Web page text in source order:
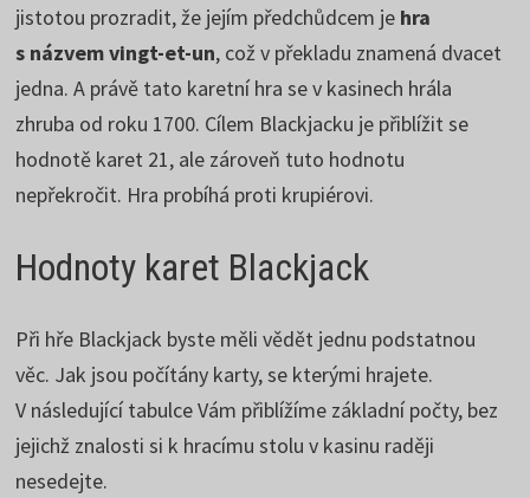
jistotou prozradit, že jejím předchůdcem je hra
s názvem vingt-et-un, což v překladu znamená dvacet
jedna. A právě tato karetní hra se v kasinech hrála
zhruba od roku 1700. Cílem Blackjacku je přiblížit se
hodnotě karet 21, ale zároveň tuto hodnotu
nepřekročit. Hra probíhá proti krupiérovi.
Hodnoty karet Blackjack
Při hře Blackjack byste měli vědět jednu podstatnou
věc. Jak jsou počítány karty, se kterými hrajete.
V následující tabulce Vám přiblížíme základní počty, bez
jejichž znalosti si k hracímu stolu v kasinu raději
nesedejte.